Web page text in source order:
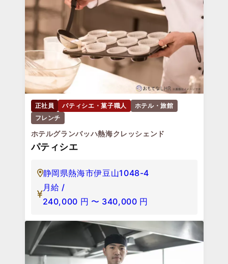
正社員 パティシエ・菓子職人
ホテル・旅館
フレンチ
ホテルグランバッハ熱海クレッシェンド
パティシエ
静岡県熱海市伊豆山1048-4
月給 /
240,000 円 〜 340,000 円